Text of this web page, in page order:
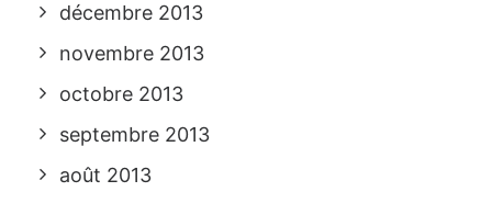
décembre 2013
novembre 2013
octobre 2013
septembre 2013
août 2013